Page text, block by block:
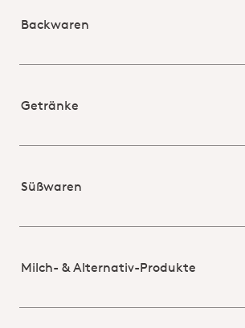
Backwaren
Getränke
Süßwaren
Milch- & Alternativ-Produkte